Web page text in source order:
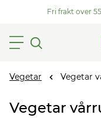
Fri frakt over
Vegetar Vegetar
Vegetar